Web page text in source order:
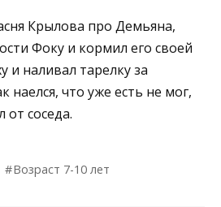
Крылова про Демьяна,
Фоку и кормил его своей
и наливал тарелку за
наелся, что уже есть не мог,
от соседа.
Возраст 7-10 лет